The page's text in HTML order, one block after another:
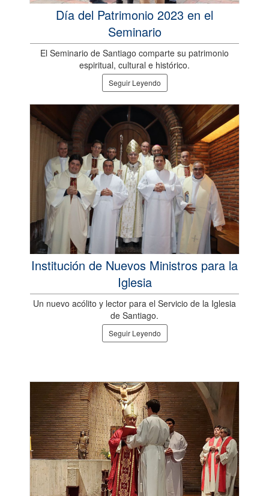
Día del Patrimonio 2023 en el
Seminario
El Seminario de Santiago comparte su patrimonio
espiritual, cultural e histórico.
Seguir Leyendo
Institución de Nuevos Ministros para la
Iglesia
Un nuevo acólito y lector para el Servicio de la Iglesia
de Santiago.
Seguir Leyendo